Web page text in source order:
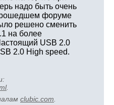
надо быть очень
форуме
решено сменить
на более
USB 2.0
2.0 High speed.
.
clubic.com